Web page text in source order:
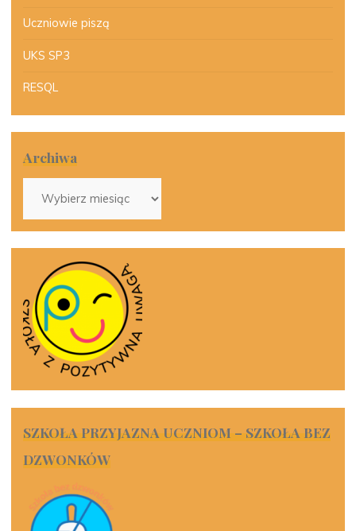
Uczniowie piszą
UKS SP3
RESQL
Archiwa
SZKOŁA PRZYJAZNA UCZNIOM – SZKOŁA BEZ
DZWONKÓW